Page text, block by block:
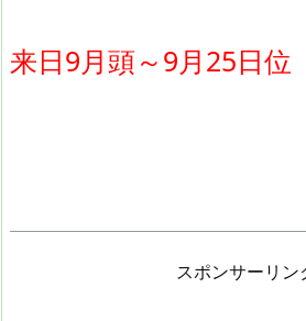
来日9月頭～9月25日位
スポンサーリン